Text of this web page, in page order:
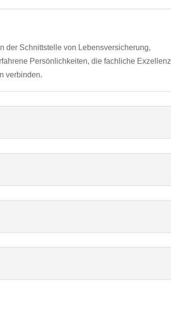
der Schnittstelle von Lebensversicherung,
Persönlichkeiten, die fachliche Exzellenz
verbinden.